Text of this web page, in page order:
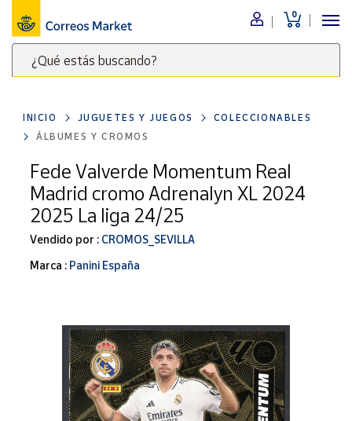
0
¿Qué estás buscando?
clave
para
buscar
productos
Correos
Market
Menú
Nuestro
catálogo
Alimentación
Ocio y cultura
Juguetes y
juegos
Libros y
Tienda de
INICIO JUGUETES Y JUEGOS
COLECCIONABLES
ÁLBUMES Y CROMOS
Fede Valverde Momentum Real
Madrid cromo Adrenalyn XL 2024
2025 La liga 24/25
Vendido por : CROMOS_SEVILLA
Marca : Panini España